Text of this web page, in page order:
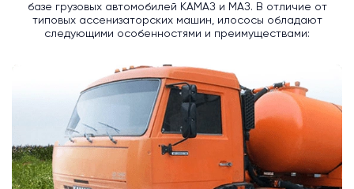
базе грузовых автомобилей КАМАЗ и МАЗ. В отличие от
типовых ассенизаторских машин, илососы обладают
следующими особенностями и преимуществами: